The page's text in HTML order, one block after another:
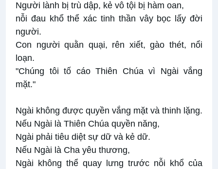
Người lành bị trù dập, kẻ vô tội bị hàm oan,
nỗi đau khổ thể xác tinh thần vây bọc lấy đời
người.
Con người quằn quại, rên xiết, gào thét, nổi
loạn.
"Chúng tôi tố cáo Thiên Chúa vì Ngài vắng
mặt."
Ngài không được quyền vắng mặt và thinh lặng.
Nếu Ngài là Thiên Chúa quyền năng,
Ngài phải tiêu diệt sự dữ và kẻ dữ.
Nếu Ngài là Cha yêu thương,
Ngài không thể quay lưng trước nỗi khổ của